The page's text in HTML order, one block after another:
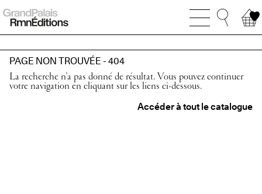
PAGE NON TROUVÉE - 404
La recherche n’a pas donné de résultat. Vous pouvez continuer
votre navigation en cliquant sur les liens ci-dessous.
Accéder à tout le catalogue